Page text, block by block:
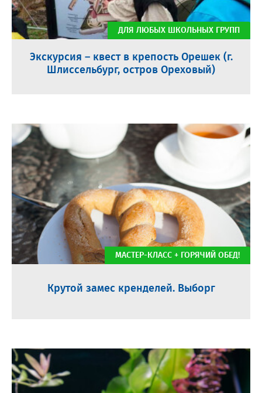
Экскурсия – квест в крепость Орешек (г.
Шлиссельбург, остров Ореховый)
ДЛЯ ЛЮБЫХ ШКОЛЬНЫХ ГРУПП
Крутой замес кренделей. Выборг
МАСТЕР-КЛАСС + ГОРЯЧИЙ ОБЕД!